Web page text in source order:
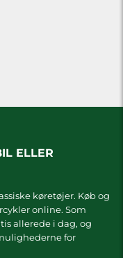
ELLER
køretøjer. Køb og
online. Som
allerede i dag, og
for